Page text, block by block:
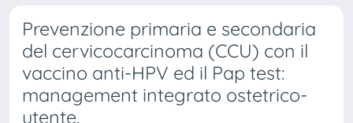
Prevenzione primaria e secondaria
del cervicocarcinoma (CCU) con il
vaccino anti-HPV ed il Pap test:
management integrato ostetrico-
utente.